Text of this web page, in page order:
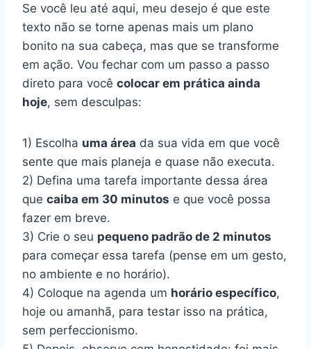
Se você leu até aqui, meu desejo é que este
texto não se torne apenas mais um plano
bonito na sua cabeça, mas que se transforme
em ação. Vou fechar com um passo a passo
direto para você colocar em prática ainda
hoje, sem desculpas:
1) Escolha uma área da sua vida em que você
sente que mais planeja e quase não executa.
2) Defina uma tarefa importante dessa área
que caiba em 30 minutos e que você possa
fazer em breve.
3) Crie o seu pequeno padrão de 2 minutos
para começar essa tarefa (pense em um gesto,
no ambiente e no horário).
4) Coloque na agenda um horário específico,
hoje ou amanhã, para testar isso na prática,
sem perfeccionismo.